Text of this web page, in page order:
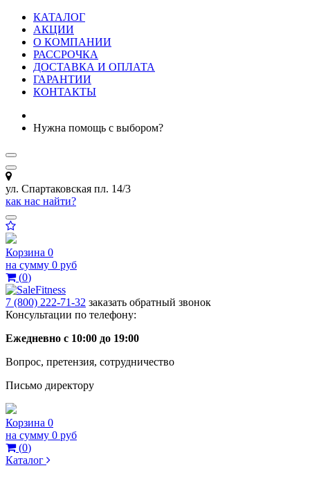
КАТАЛОГ
АКЦИИ
О КОМПАНИИ
РАССРОЧКА
ДОСТАВКА И ОПЛАТА
ГАРАНТИИ
КОНТАКТЫ
Нужна помощь с выбором?
ул. Спартаковская пл. 14/3
как нас найти?
Корзина 0
на сумму 0 руб
(0)
7 (800) 222-71-32 заказать обратный звонок
Консультации по телефону:
Ежедневно с 10:00 до 19:00
Вопрос, претензия, сотрудничество
Письмо директору
Корзина 0
на сумму 0 руб
(0)
Каталог